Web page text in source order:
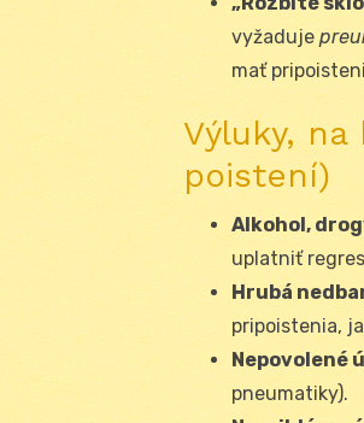
vyžaduje
mať
Výluky,
poistení)
Alkohol,
uplatniť
Hrubá
pripoistenia,
Nepovolené
pneumatiky).